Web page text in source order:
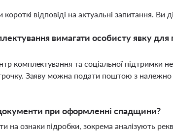
відповіді на актуальні запитання. Ви
вимагати особисту явку для
комплектування та соціальної підтримки
Заяву можна подати поштою з
при оформленні спадщини?
на ознаки підробки, зокрема аналізують